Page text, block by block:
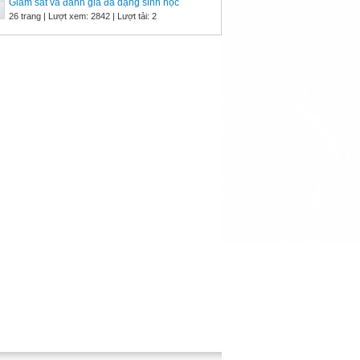
Giám sát và đánh giá đa dạng sinh học
26 trang | Lượt xem: 2842 | Lượt tải: 2